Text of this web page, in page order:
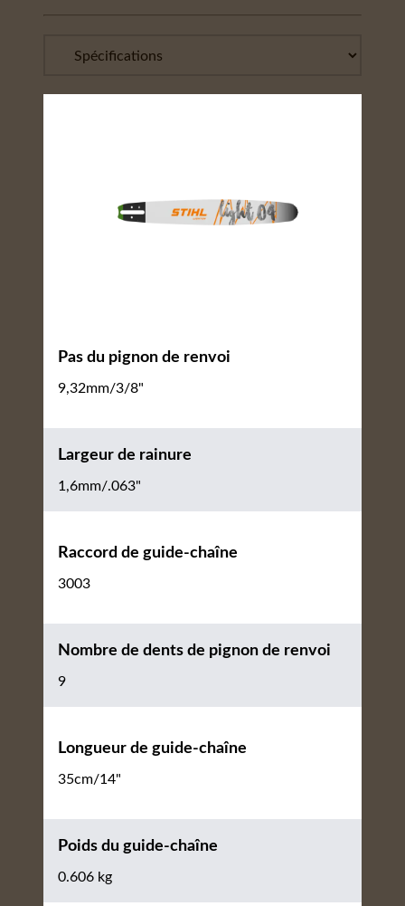
Pas du pignon de renvoi
9,32mm/3/8"
Largeur de rainure
1,6mm/.063"
Raccord de guide-chaîne
3003
Nombre de dents de pignon de renvoi
9
Longueur de guide-chaîne
35cm/14"
Poids du guide-chaîne
0.606 kg